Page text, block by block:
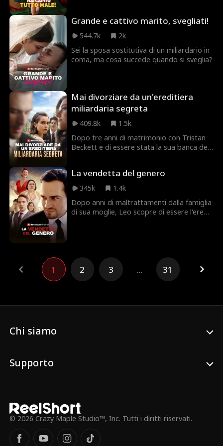
matrigna, Chloe, per l'amante di suo
padre. Mentre suo padre è via, Chloe
coglie ogni occasione per umiliare e
maltrattare Margaret. Riuscirà Margaret a
scagionarsi e a svelare il vero volto di
Grande e cattivo marito, svegliati!
544.7k
2k
Sei la sposa sostitutiva di un miliardario in
coma, ma cosa succede quando si sveglia?
Mai divorziare da un'ereditiera
miliardaria segreta
409.8k
1.5k
Dopo tre anni di matrimonio con Tristan
Beckett e di essere stata la sua banca del
Joyce fosse una ragazza vanitosa che lo
aveva sposato solo per soldi, ma non
sapeva che lei è un'ereditiera segreta
miliardaria! Riuscirà Tristan a riconquistare
il cuore di Joyce? O si innamorerà del
La vendetta del genero
345k
1.4k
Dopo anni di maltrattamenti dalla famiglia
di sua moglie, Leo scopre di essere l'erede
1 2 3 ... 31
Chi siamo
Supporto
© 2026 Crazy Maple Studio™, Inc. Tutti i diritti riservati.